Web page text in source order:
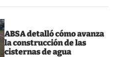
ABSA detalló cómo avanza
la construcción de las
cisternas de agua